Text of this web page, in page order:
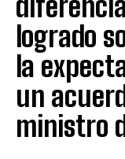
logrado
la
un
ministro